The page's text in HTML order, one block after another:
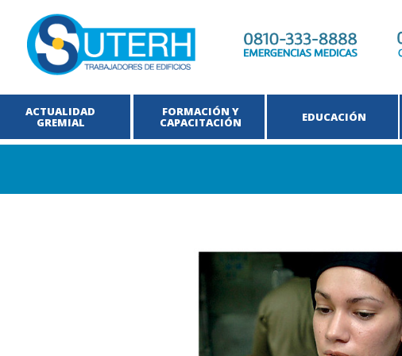
ACTUALIDAD
GREMIAL EDUCACIÓN
FORMACIÓN Y
CAPACITACIÓN